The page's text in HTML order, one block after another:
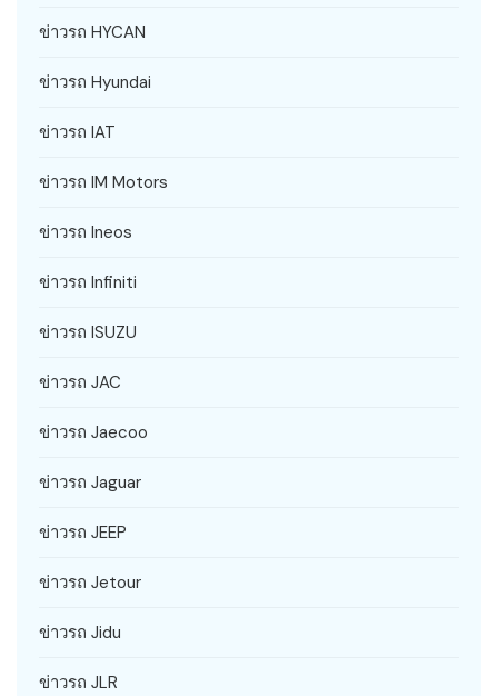
ข่าวรถ HYCAN
ข่าวรถ Hyundai
ข่าวรถ IAT
ข่าวรถ IM Motors
ข่าวรถ Ineos
ข่าวรถ Infiniti
ข่าวรถ ISUZU
ข่าวรถ JAC
ข่าวรถ Jaecoo
ข่าวรถ Jaguar
ข่าวรถ JEEP
ข่าวรถ Jetour
ข่าวรถ Jidu
ข่าวรถ JLR